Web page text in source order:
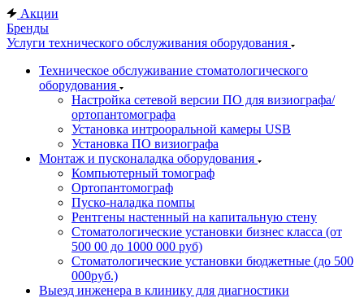
Акции
Бренды
Услуги технического обслуживания оборудования
Техническое обслуживание стоматологического
оборудования
Настройка сетевой версии ПО для визиографа/
ортопантомографа
Установка интрооральной камеры USB
Установка ПО визиографа
Монтаж и пусконаладка оборудования
Компьютерный томограф
Ортопантомограф
Пуско-наладка помпы
Рентгены настенный на капитальную стену
Стоматологические установки бизнес класса (от
500 00 до 1000 000 руб)
Стоматологические установки бюджетные (до 500
000руб.)
Выезд инженера в клинику для диагностики